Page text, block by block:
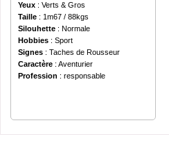
Yeux : Verts & Gros
Taille : 1m67 / 88kgs
Silouhette : Normale
Hobbies : Sport
Signes : Taches de Rousseur
Caractère : Aventurier
Profession : responsable